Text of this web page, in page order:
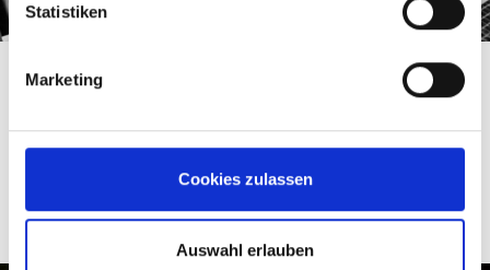
Statistiken
Marketing
Cookies zulassen
Auswahl erlauben
MSK EMSY
Die Bediensoftware MSK EMSY ermöglicht eine intuitive
Maschinenbedienung ohne umfangreiche Vorkenntnisse
mittels 3D Animationen und Bildern.